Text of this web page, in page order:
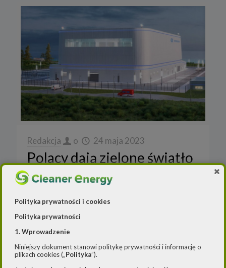
Redakcja o 24 maja 2023
Polacy dają zielone światło
dla małych reaktorów
jądrowych
Większość Polaków określa nowoczesne
technologie jądrowe, jakimi są małe reaktory
BWRX-300, produkcji amerykańsko-
bezpieczne – wynika z badania
przygotowanego na zlecenie PKN
Polityka prywatności i cookies
Polityka prywatności
1. Wprowadzenie
Niniejszy dokument stanowi politykę prywatności i informację o
plikach cookies („Polityka”).